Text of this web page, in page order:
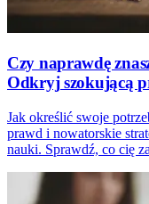
Czy naprawdę
Odkryj szokującą
Jak określić swoje
prawd i nowatorskie
nauki. Sprawdź, co cię